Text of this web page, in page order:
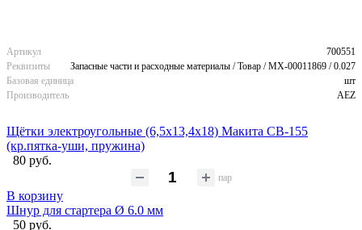
Артикул
700551
Реквизиты
Запасные части и расходные материалы / Товар / MX-00011869 / 0.027
Базовая единица
шт
Производитель
AEZ
Щётки электроугольные (6,5х13,4х18) Макита CB-155
(кр.пятка-уши, пружина)
80 руб.
пар
В корзину
Шнур для стартера Ø 6.0 мм
50 руб.